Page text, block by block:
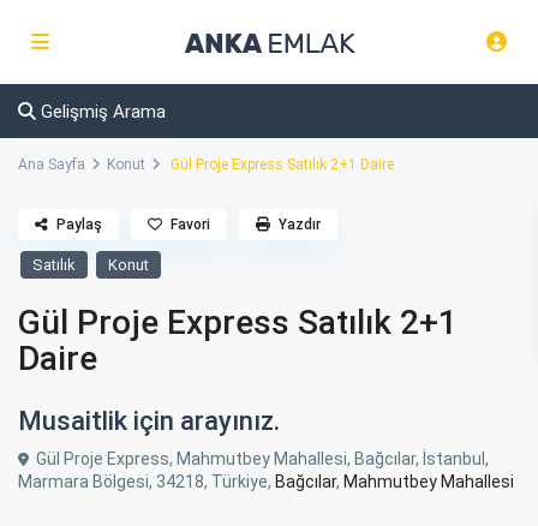
Gelişmiş Arama
Ana Sayfa Konut Gül Proje Express Satılık 2+1 Daire
Satılık Konut
Gül Proje Express Satılık 2+1
Daire
Musaitlik için arayınız.
Gül Proje Express, Mahmutbey Mahallesi, Bağcılar, İstanbul,
Marmara Bölgesi, 34218, Türkiye, Bağcılar, Mahmutbey Mahallesi
Paylaş Favori Yazdır